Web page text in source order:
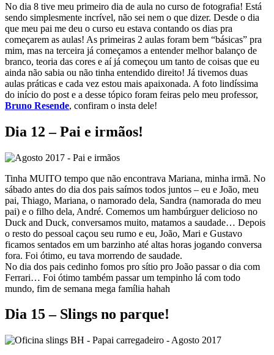
No dia 8 tive meu primeiro dia de aula no curso de fotografia! Está
sendo simplesmente incrível, não sei nem o que dizer. Desde o dia
que meu pai me deu o curso eu estava contando os dias pra
começarem as aulas! As primeiras 2 aulas foram bem “básicas” pra
mim, mas na terceira já começamos a entender melhor balanço de
branco, teoria das cores e aí já começou um tanto de coisas que eu
ainda não sabia ou não tinha entendido direito! Já tivemos duas
aulas práticas e cada vez estou mais apaixonada. A foto lindíssima
do início do post e a desse tópico foram feiras pelo meu professor,
Bruno Resende, confiram o insta dele!
Dia 12 – Pai e irmãos!
Tinha MUITO tempo que não encontrava Mariana, minha irmã. No
sábado antes do dia dos pais saímos todos juntos – eu e João, meu
pai, Thiago, Mariana, o namorado dela, Sandra (namorada do meu
pai) e o filho dela, André. Comemos um hambúrguer delicioso no
Duck and Duck, conversamos muito, matamos a saudade… Depois
o resto do pessoal caçou seu rumo e eu, João, Mari e Gustavo
ficamos sentados em um barzinho até altas horas jogando conversa
fora. Foi ótimo, eu tava morrendo de saudade.
No dia dos pais cedinho fomos pro sítio pro João passar o dia com
Ferrari… Foi ótimo também passar um tempinho lá com todo
mundo, fim de semana mega família hahah
Dia 15 – Slings no parque!